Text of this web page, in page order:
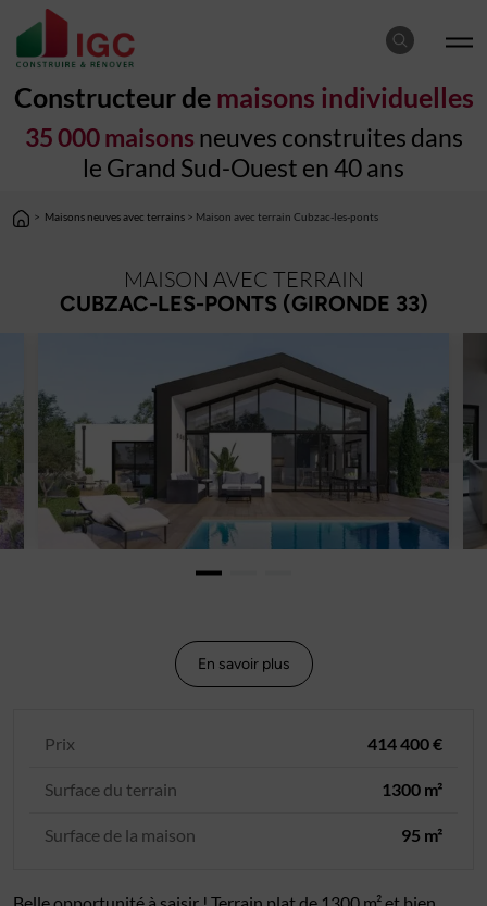
Constructeur de maisons individuelles
35 000 maisons neuves construites dans
le Grand Sud-Ouest en 40 ans
> Maisons neuves avec terrains > Maison avec terrain Cubzac-les-ponts
MAISON AVEC TERRAIN
CUBZAC-LES-PONTS (GIRONDE 33)
En savoir plus
Prix 414 400 €
Surface du terrain 1300 m²
Surface de la maison 95 m²